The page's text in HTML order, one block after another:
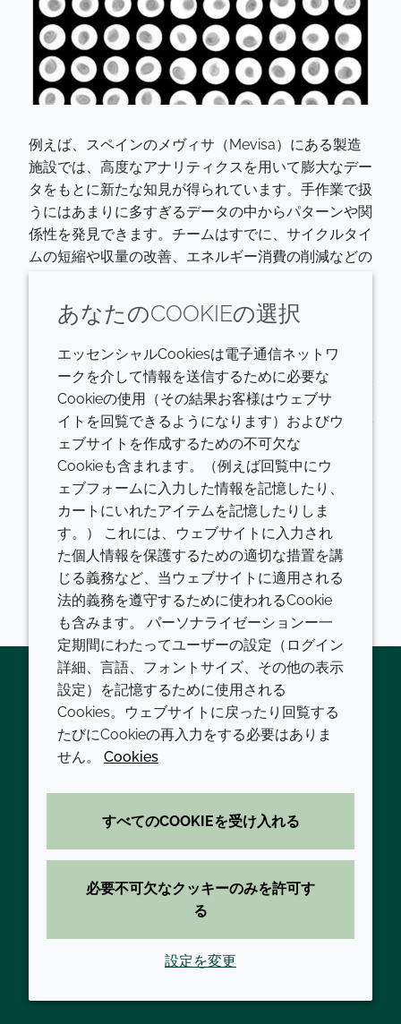
例えば、スペインのメヴィサ（Mevisa）にある製造
施設では、高度なアナリティクスを用いて膨大なデー
タをもとに新たな知見が得られています。手作業で扱
うにはあまりに多すぎるデータの中からパターンや関
係性を発見できます。チームはすでに、サイクルタイ
ムの短縮や収量の改善、エネルギー消費の削減などの
もう1つの例として、錯体化学部門は従来、品質の分
室で分析した後に操作パラメーターを調整していたも
のでした。顧客仕様を厳密に満たすことができるまで
には何度もこれを繰り返すことがしょっちゅうで、時
間がかかり、多くのリソースを消費します。オランダ
のゴーダの製造施設はこの問題を解決しようと、斬新
な工程設計と最新の近赤外分析技術を採用しました。
その結果、品質をリアルタイムに測定できるようにな
り、バッチのサイクルタイムの短縮化とユーティリテ
ィ消費の最適化、サンプルの採取や廃棄の手間の解消
を実現することができました。2021年にバリデーシ
ョンを実施した上で、クローダの他の施設にも順次導
入する予定です。
Twitter LinkedInYoutube
会社
現代の奴隷制
方針と手順
拠点一覧
お問い合わせ
利用規約
プライバシーポリシー
アクセシビリティに関する声明
クッキーポリシー
あなたのCOOKIEの選択
エッセンシャルCookiesは電子通信ネットワ
ークを介して情報を送信するために必要な
Cookieの使用（その結果お客様はウェブサ
イトを回覧できるようになります）およびウ
ェブサイトを作成するための不可欠な
Cookieも含まれます。（例えば回覧中にウ
ェブフォームに入力した情報を記憶したり、
カートにいれたアイテムを記憶したりしま
す。） これには、ウェブサイトに入力され
た個人情報を保護するための適切な措置を講
じる義務など、当ウェブサイトに適用される
法的義務を遵守するために使われるCookie
も含みます。 パーソナライゼーションー一
定期間にわたってユーザーの設定（ログイン
詳細、言語、フォントサイズ、その他の表示
設定）を記憶するために使用される
Cookies。ウェブサイトに戻ったり回覧する
たびにCookieの再入力をする必要はありま
せん。 Cookies
すべてのCOOKIEを受け入れる
必要不可欠なクッキーのみを許可す
る
設定を変更